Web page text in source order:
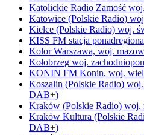
Katolickie Radio Zamość woj.
Katowice (Polskie Radio)
Kielce (Polskie Radio) woj.
KISS FM stacja
KolorWarszawa, woj.
Kołobrzeg woj.
KONIN FM Konin, woj.
Koszalin (Polskie Radio) woj.
DAB+)
Kraków (Polskie Radio) woj.
Kraków Kultura (Polskie
DAB+)